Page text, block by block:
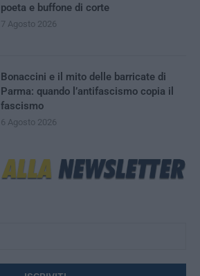
poeta e buffone di corte
7 Agosto 2026
Bonaccini e il mito delle barricate di
Parma: quando l’antifascismo copia il
fascismo
6 Agosto 2026